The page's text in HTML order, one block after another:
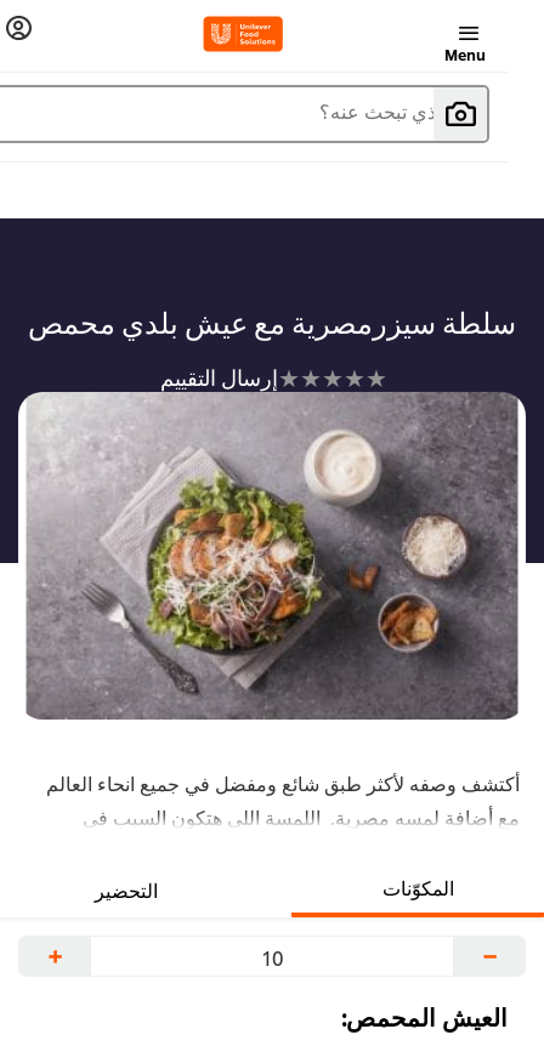
Menu
ما الذي تبحث عنه؟
سلطة سيزرمصرية مع عيش بلدي محمص
لم
تقييمات
لهذا
إرسال التقييم
أكتشف وصفه لأكثر طبق شائع ومفضل في جميع انحاء العالم
مع أضافة لمسه مصرية. اللمسة اللى هتكون السبب في
المكوّنات
التحضير
العيش المحمص: